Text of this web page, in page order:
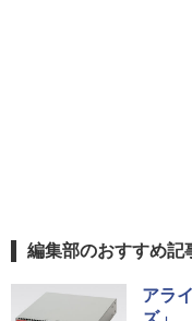
編集部のおすすめ記
アラ